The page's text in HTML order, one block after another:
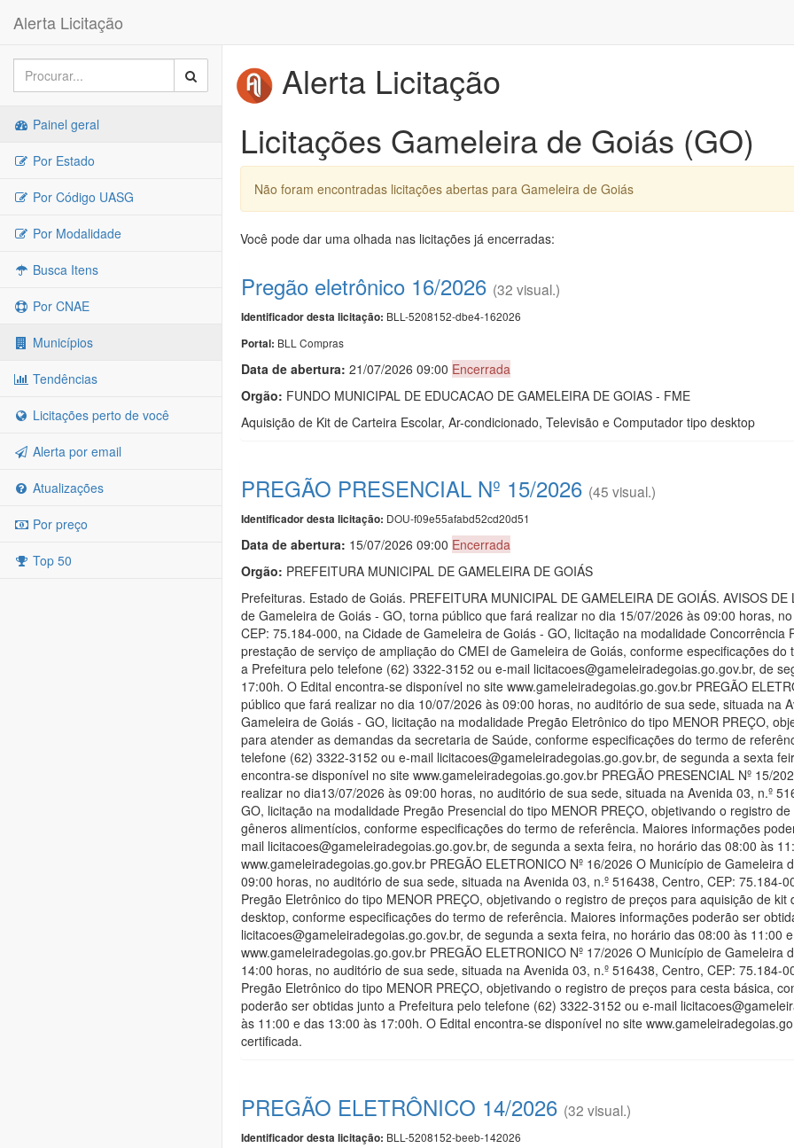
Alerta Licitação
Painel geral
Por Estado
Por Código UASG
Por Modalidade
Busca Itens
Por CNAE
Municípios
Tendências
Licitações perto de você
Alerta por email
Atualizações
Por preço
Top 50
Alerta Licitação
Licitações Gameleira de Goiás (GO)
Não foram encontradas licitações abertas para Gameleira de Goiás
Você pode dar uma olhada nas licitações já encerradas:
Pregão eletrônico 16/2026 (32 visual.)
Identificador desta licitação: BLL-5208152-dbe4-162026
Portal: BLL Compras
Data de abertura: 21/07/2026 09:00 Encerrada
Orgão: FUNDO MUNICIPAL DE EDUCACAO DE GAMELEIRA DE GOIAS - FME
Aquisição de Kit de Carteira Escolar, Ar-condicionado, Televisão e Computador tipo desktop
PREGÃO PRESENCIAL Nº 15/2026 (45 visual.)
Identificador desta licitação: DOU-f09e55afabd52cd20d51
Data de abertura: 15/07/2026 09:00 Encerrada
Orgão: PREFEITURA MUNICIPAL DE GAMELEIRA DE GOIÁS
Prefeituras. Estado de Goiás. PREFEITURA MUNICIPAL DE GAMELEIRA DE GOIÁS. AVISOS
de Gameleira de Goiás - GO, torna público que fará realizar no dia 15/07/2026 às 09:00 horas,
CEP: 75.184-000, na Cidade de Gameleira de Goiás - GO, licitação na modalidade
prestação de serviço de ampliação do CMEI de Gameleira de Goiás, conforme especificações
a Prefeitura pelo telefone (62) 3322-3152 ou e-mail licitacoes@gameleiradegoias.go.gov.br, de
17:00h. O Edital encontra-se disponível no site www.gameleiradegoias.go.gov.br PREGÃO
público que fará realizar no dia 10/07/2026 às 09:00 horas, no auditório de sua sede, situada na
Gameleira de Goiás - GO, licitação na modalidade Pregão Eletrônico do tipo MENOR PREÇO,
para atender as demandas da secretaria de Saúde, conforme especificações do termo de
telefone (62) 3322-3152 ou e-mail licitacoes@gameleiradegoias.go.gov.br, de segunda a sexta
encontra-se disponível no site www.gameleiradegoias.go.gov.br PREGÃO PRESENCIAL Nº 15/
realizar no dia13/07/2026 às 09:00 horas, no auditório de sua sede, situada na Avenida 03, n.º
GO, licitação na modalidade Pregão Presencial do tipo MENOR PREÇO, objetivando o registro
gêneros alimentícios, conforme especificações do termo de referência. Maiores informações
mail licitacoes@gameleiradegoias.go.gov.br, de segunda a sexta feira, no horário das 08:00 às
www.gameleiradegoias.go.gov.br PREGÃO ELETRONICO Nº 16/2026 O Município de
09:00 horas, no auditório de sua sede, situada na Avenida 03, n.º 516438, Centro, CEP:
Pregão Eletrônico do tipo MENOR PREÇO, objetivando o registro de preços para aquisição de
desktop, conforme especificações do termo de referência. Maiores informações poderão ser
licitacoes@gameleiradegoias.go.gov.br, de segunda a sexta feira, no horário das 08:00 às
www.gameleiradegoias.go.gov.br PREGÃO ELETRONICO Nº 17/2026 O Município de
14:00 horas, no auditório de sua sede, situada na Avenida 03, n.º 516438, Centro, CEP:
Pregão Eletrônico do tipo MENOR PREÇO, objetivando o registro de preços para cesta básica,
poderão ser obtidas junto a Prefeitura pelo telefone (62) 3322-3152 ou e-mail
às 11:00 e das 13:00 às 17:00h. O Edital encontra-se disponível no site
certificada.
PREGÃO ELETRÔNICO 14/2026 (32 visual.)
Identificador desta licitação: BLL-5208152-beeb-142026